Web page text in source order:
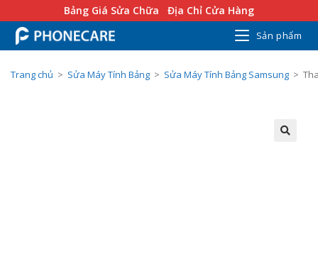
Bảng Giá Sửa Chữa Địa Chỉ Cửa Hàng
Sản phẩm
Trang chủ > Sửa Máy Tính Bảng > Sửa Máy Tính Bảng Samsung >